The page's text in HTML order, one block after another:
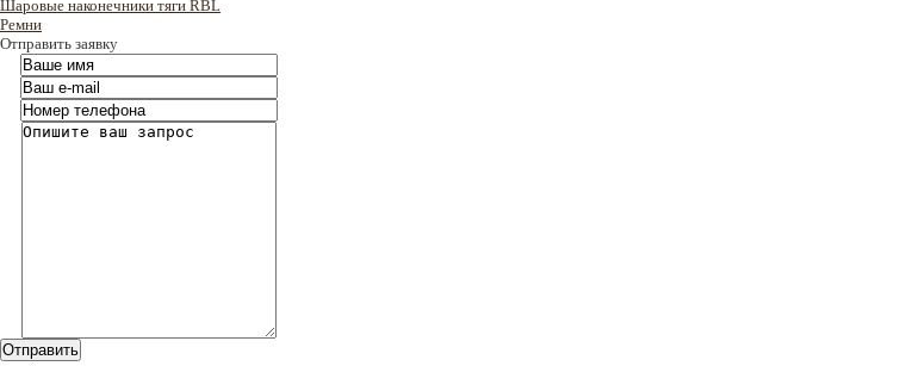
Шаровые наконечники тяги RBL
Ремни
Отправить заявку
Отправить